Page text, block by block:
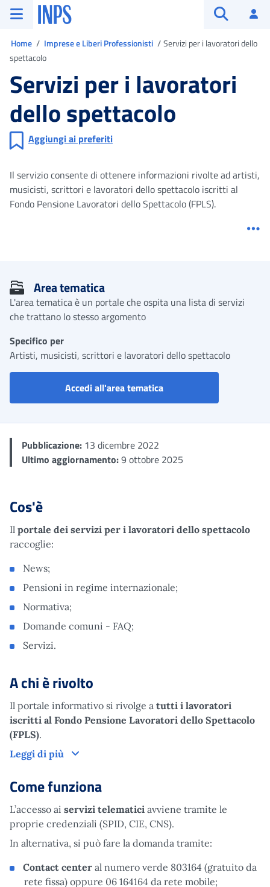
Vai al menu principale
Vai al contenuto principale
Vai al pie' di pagina
INPS ()
Home Imprese e Liberi Professionisti
Servizi per i lavoratori dello
spettacolo
Servizi per i lavoratori
dello spettacolo
Aggiungi ai preferiti
Il servizio consente di ottenere informazioni rivolte ad artisti,
musicisti, scrittori e lavoratori dello spettacolo iscritti al
Fondo Pensione Lavoratori dello Spettacolo (FPLS).
Area tematica
L'area tematica è un portale che ospita una lista di servizi
che trattano lo stesso argomento
Specifico per
Artisti, musicisti, scrittori e lavoratori dello spettacolo
Accedi all'area tematicaServizi per i lavoratori
Pubblicazione: 13 dicembre 2022
Ultimo aggiornamento:9 ottobre 2025
Cos'è
Il portale dei servizi per i lavoratori dello spettacolo
raccoglie:
News;
Pensioni in regime internazionale;
Normativa;
Domande comuni - FAQ;
Servizi.
A chi è rivolto
Il portale informativo si rivolge a tutti i lavoratori
iscritti al Fondo Pensione Lavoratori dello Spettacolo
(FPLS).
Leggi di più
A chi è rivolto
Come funziona
L’accesso ai servizi telematici avviene tramite le
proprie credenziali (SPID, CIE, CNS).
In alternativa, si può fare la domanda tramite:
Contact center al numero verde 803164 (gratuito da
rete fissa) oppure 06 164164 da rete mobile;